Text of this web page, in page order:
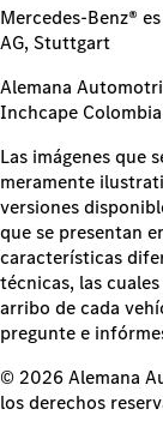
Mercedes-Benz®
AG, Stuttgart
Alemana
Inchcape Colombia
Las imágenes que
meramente
versiones
que se presentan
características
técnicas, las
arribo de cada
pregunte e
© 2026 Alemana
los derechos